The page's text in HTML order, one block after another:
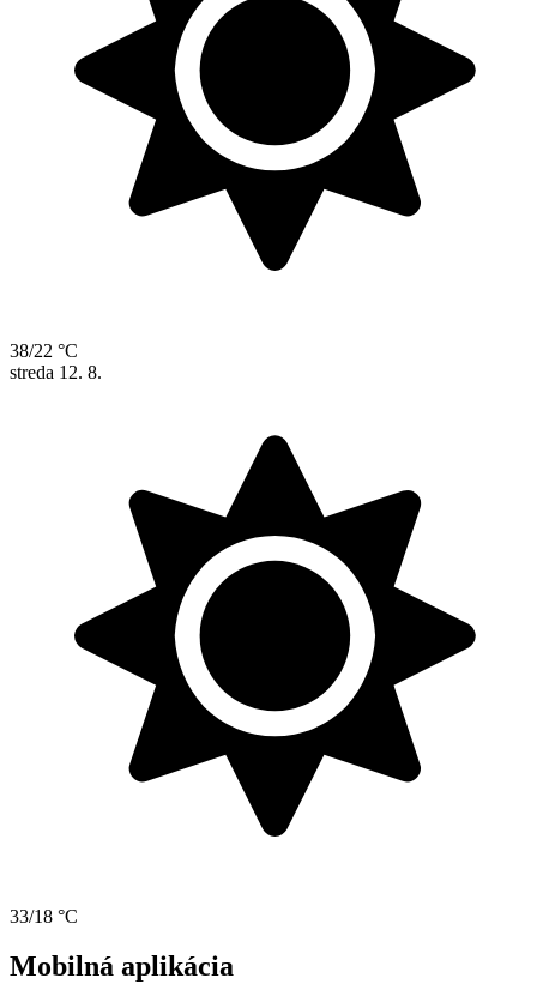
38/22 °C
streda 12. 8.
33/18 °C
Mobilná aplikácia